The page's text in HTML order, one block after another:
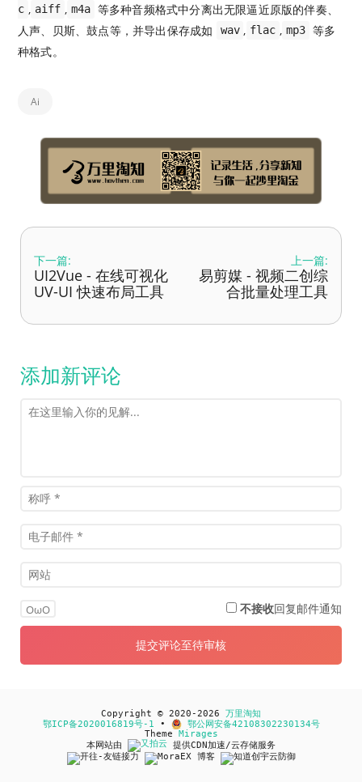
c , aiff , m4a 等多种音频格式中分离出无限逼近原版的伴奏、
人声、贝斯、鼓点等，并导出保存成如
wav , flac , mp3 等多
种格式。
Ai
下一篇:
UI2Vue - 在线可视化
UV-UI 快速布局工具
上一篇:
易剪媒 - 视频二创综
合批量处理工具
添加新评论
OωO 不接收回复邮件通知
Copyright © 2020-2026 万里淘知
鄂ICP备2020016819号-1 •
鄂公网安备42108302230134号
Theme Mirages
本网站由
提供CDN加速/云存储服务